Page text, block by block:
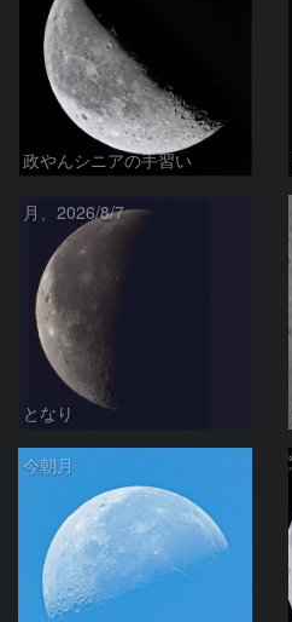
政やんシニアの手習い
月、2026/8/7
となり
今朝月